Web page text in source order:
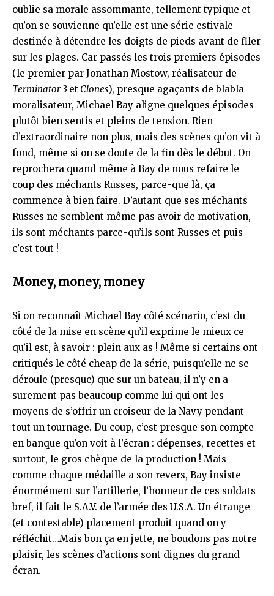
oublie sa morale assommante, tellement typique et
qu’on se souvienne qu’elle est une série estivale
destinée à détendre les doigts de pieds avant de filer
sur les plages. Car passés les trois premiers épisodes
(le premier par Jonathan Mostow, réalisateur de
Terminator 3 et Clones), presque agaçants de blabla
moralisateur, Michael Bay aligne quelques épisodes
plutôt bien sentis et pleins de tension. Rien
d’extraordinaire non plus, mais des scènes qu’on vit à
fond, même si on se doute de la fin dès le début. On
reprochera quand même à Bay de nous refaire le
coup des méchants Russes, parce-que là, ça
commence à bien faire. D’autant que ses méchants
Russes ne semblent même pas avoir de motivation,
ils sont méchants parce-qu’ils sont Russes et puis
c’est tout !
Money, money, money
Si on reconnaît Michael Bay côté scénario, c’est du
côté de la mise en scène qu’il exprime le mieux ce
qu’il est, à savoir : plein aux as ! Même si certains ont
critiqués le côté cheap de la série, puisqu’elle ne se
déroule (presque) que sur un bateau, il n’y en a
surement pas beaucoup comme lui qui ont les
moyens de s’offrir un croiseur de la Navy pendant
tout un tournage. Du coup, c’est presque son compte
en banque qu’on voit à l’écran : dépenses, recettes et
surtout, le gros chèque de la production ! Mais
comme chaque médaille a son revers, Bay insiste
énormément sur l’artillerie, l’honneur de ces soldats
bref, il fait le S.A.V. de l’armée des U.S.A. Un étrange
(et contestable) placement produit quand on y
réfléchit…Mais bon ça en jette, ne boudons pas notre
plaisir, les scènes d’actions sont dignes du grand
écran.